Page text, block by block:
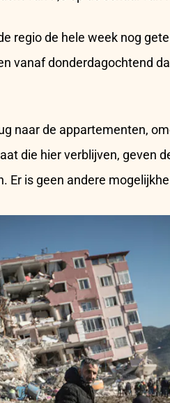
regio de hele week nog
vanaf donderdagochtend
naar de appartementen,
die hier verblijven, geven
Er is geen andere